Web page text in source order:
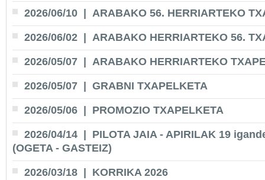
2026/06/10 | ARABAKO 56. HERRIARTEKO
2026/06/02 | ARABAKO HERRIARTEKO 56.
2026/05/07 | ARABAKO HERRIARTEKO
2026/05/07 | GRABNI TXAPELKETA
2026/05/06 | PROMOZIO TXAPELKETA
2026/04/14 | PILOTA JAIA - APIRILAK 19
(OGETA - GASTEIZ)
2026/03/18 | KORRIKA 2026